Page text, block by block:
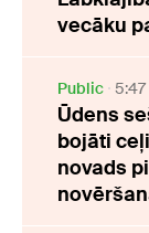
vecāku
Public 5:47
Ūdens
bojāti
novads